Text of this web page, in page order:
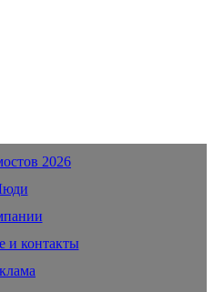
2026
и контакты